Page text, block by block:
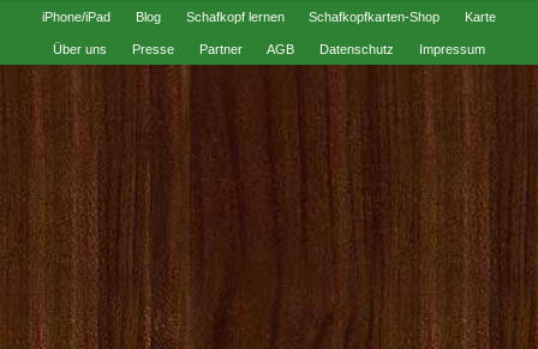
iPhone/iPad Blog Schafkopf lernen Schafkopfkarten-Shop Karte
Über uns Presse Partner AGB Datenschutz Impressum